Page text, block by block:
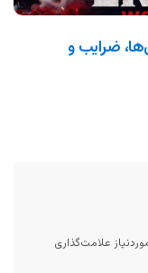
ترکیب، بازی‌ها، ضرایب و
علامت‌گذاری